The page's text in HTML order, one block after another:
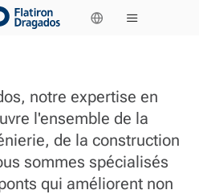
notre expertise en
l'ensemble de la
de la construction
sommes spécialisés
qui améliorent non